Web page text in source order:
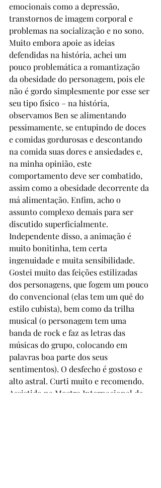
emocionais como a depressão,
transtornos de imagem corporal e
problemas na socialização e no sono.
Muito embora apoie as ideias
defendidas na história, achei um
pouco problemática a romantização
da obesidade do personagem, pois ele
não é gordo simplesmente por esse ser
seu tipo físico – na história,
observamos Ben se alimentando
pessimamente, se entupindo de doces
e comidas gordurosas e descontando
na comida suas dores e ansiedades e,
na minha opinião, este
comportamento deve ser combatido,
assim como a obesidade decorrente da
má alimentação. Enfim, acho o
assunto complexo demais para ser
discutido superficialmente.
Independente disso, a animação é
muito bonitinha, tem certa
ingenuidade e muita sensibilidade.
Gostei muito das feições estilizadas
dos personagens, que fogem um pouco
do convencional (elas tem um quê do
estilo cubista), bem como da trilha
musical (o personagem tem uma
banda de rock e faz as letras das
músicas do grupo, colocando em
palavras boa parte dos seus
sentimentos). O desfecho é gostoso e
alto astral. Curti muito e recomendo.
Assistido na Mostra Internacional de